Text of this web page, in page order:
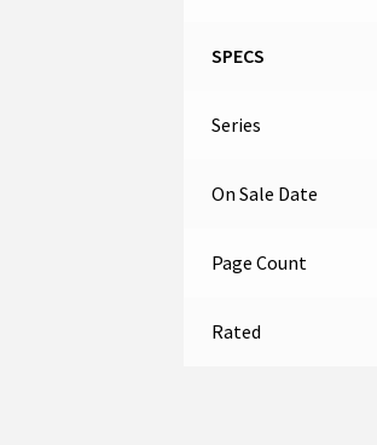
SPECS
Series
On Sale Date
Page Count
Rated